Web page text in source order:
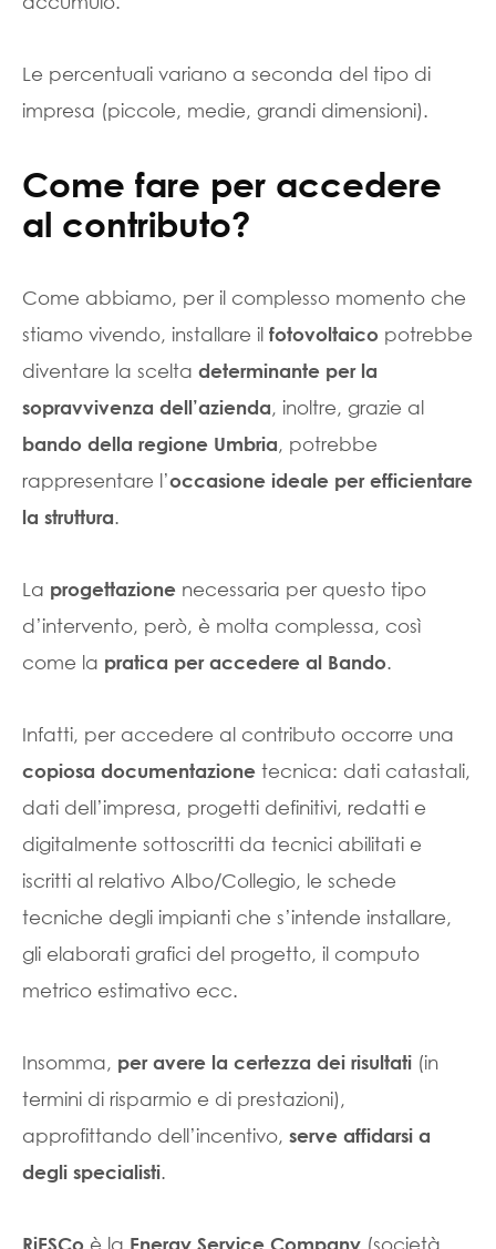
Le percentuali variano a seconda del tipo di
impresa (piccole, medie, grandi dimensioni).
Come fare per accedere
al contributo?
Come abbiamo, per il complesso momento che
stiamo vivendo, installare il fotovoltaico potrebbe
diventare la scelta determinante per la
sopravvivenza dell’azienda, inoltre, grazie al
bando della regione Umbria, potrebbe
rappresentare l’occasione ideale per efficientare
la struttura.
La progettazione necessaria per questo tipo
d’intervento, però, è molta complessa, così
come la pratica per accedere al Bando.
Infatti, per accedere al contributo occorre una
copiosa documentazione tecnica: dati catastali,
dati dell’impresa, progetti definitivi, redatti e
digitalmente sottoscritti da tecnici abilitati e
iscritti al relativo Albo/Collegio, le schede
tecniche degli impianti che s’intende installare,
gli elaborati grafici del progetto, il computo
metrico estimativo ecc.
Insomma, per avere la certezza dei risultati (in
termini di risparmio e di prestazioni),
approfittando dell’incentivo, serve affidarsi a
degli specialisti.
RiESCo è la Energy Service Company (società